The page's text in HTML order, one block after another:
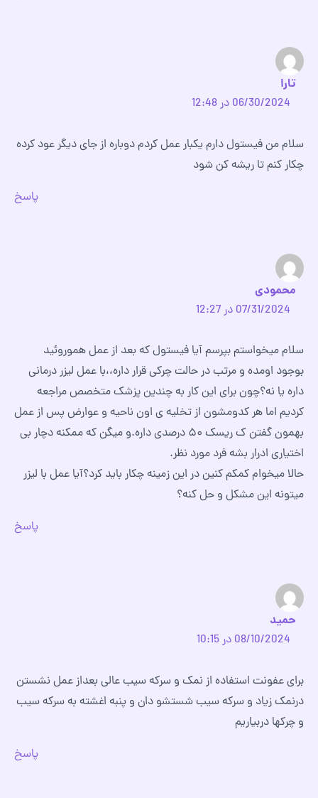
تارا
06/30/2024 در 12:48
سلام من فیستول دارم یکبار عمل کردم دوباره از جای دیگر عود کرده
چکار کنم تا ریشه کن شود
پاسخ
محمودی
07/31/2024 در 12:27
سلام میخواستم بپرسم آیا فیستول که بعد از عمل هموروئید
بوجود اومده و مرتب در حالت چرکی قرار داره،،با عمل لیزر درمانی
داره یا نه؟چون برای این کار به چندین پزشک متخصص مراجعه
کردیم اما هر کدومشون از تخلیه ی اون ناحیه و عوارض پس از عمل
بهمون گفتن ک ریسک ۵۰ درصدی داره.و میگن که ممکنه دچار بی
اختیاری ادرار بشه فرد مورد نظر.
حالا میخوام کمکم کنین در این زمینه چکار باید کرد؟آیا عمل با لیزر
میتونه این مشکل و حل کنه؟
پاسخ
حمید
08/10/2024 در 10:15
برای عفونت استفاده از نمک و سرکه سیب عالی بعداز عمل نشستن
درنمک زیاد و سرکه سیب شستشو دان و پنبه اغشته به سرکه سیب
و چرکها دربیاریم
پاسخ